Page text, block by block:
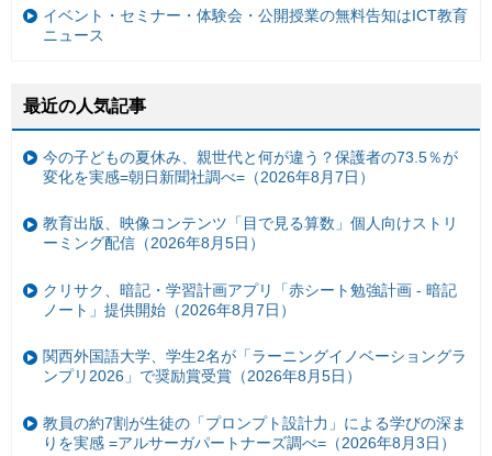
イベント・セミナー・体験会・公開授業の無料告知はICT教育
ニュース
最近の人気記事
今の子どもの夏休み、親世代と何が違う？保護者の73.5％が
変化を実感=朝日新聞社調べ=（2026年8月7日）
教育出版、映像コンテンツ「目で見る算数」個人向けストリ
ーミング配信（2026年8月5日）
クリサク、暗記・学習計画アプリ「赤シート勉強計画 - 暗記
ノート」提供開始（2026年8月7日）
関西外国語大学、学生2名が「ラーニングイノベーショングラ
ンプリ2026」で奨励賞受賞（2026年8月5日）
教員の約7割が生徒の「プロンプト設計力」による学びの深ま
りを実感 =アルサーガパートナーズ調べ=（2026年8月3日）